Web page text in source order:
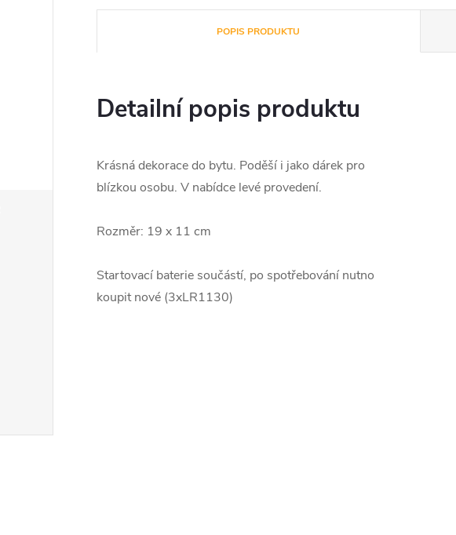
POPIS PRODUKTU
Detailní popis produktu
Krásná dekorace do bytu. Poděší i jako dárek pro
blízkou osobu. V nabídce levé provedení.
Rozměr: 19 x 11 cm
Startovací baterie součástí, po spotřebování nutno
koupit nové (3xLR1130)